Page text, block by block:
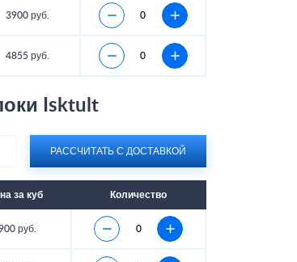
3900 руб.
4855 руб.
Isktult
РАССЧИТАТЬ С ДОСТАВКОЙ
за куб Количество
руб.